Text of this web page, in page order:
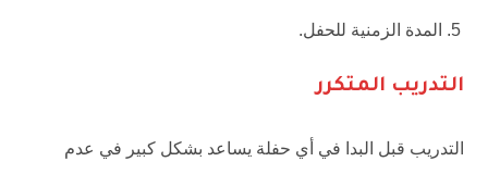
المدة الزمنية للحفل.
التدريب المتكرر
التدريب قبل البدا في أي حفلة يساعد بشكل كبير في عدم